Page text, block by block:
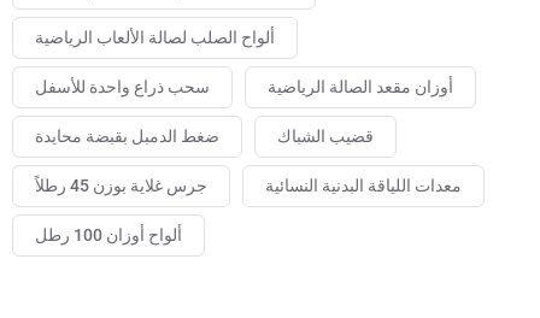
ألواح الصلب لصالة الألعاب الرياضية
سحب ذراع واحدة للأسفل أوزان مقعد الصالة الرياضية
ضغط الدمبل بقبضة محايدة قضيب الشباك
جرس غلاية بوزن 45 رطلاً معدات اللياقة البدنية النسائية
ألواح أوزان 100 رطل